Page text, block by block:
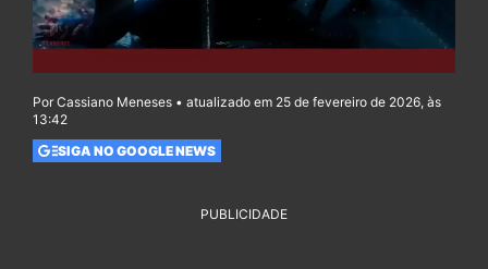
Por Cassiano Meneses • atualizado em 25 de fevereiro de 2026, às
13:42
SIGA NO GOOGLE NEWS
PUBLICIDADE